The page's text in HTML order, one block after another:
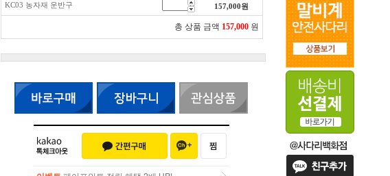
KC03 농자재 운반구 157,000원
총 상품 금액 157,000 원